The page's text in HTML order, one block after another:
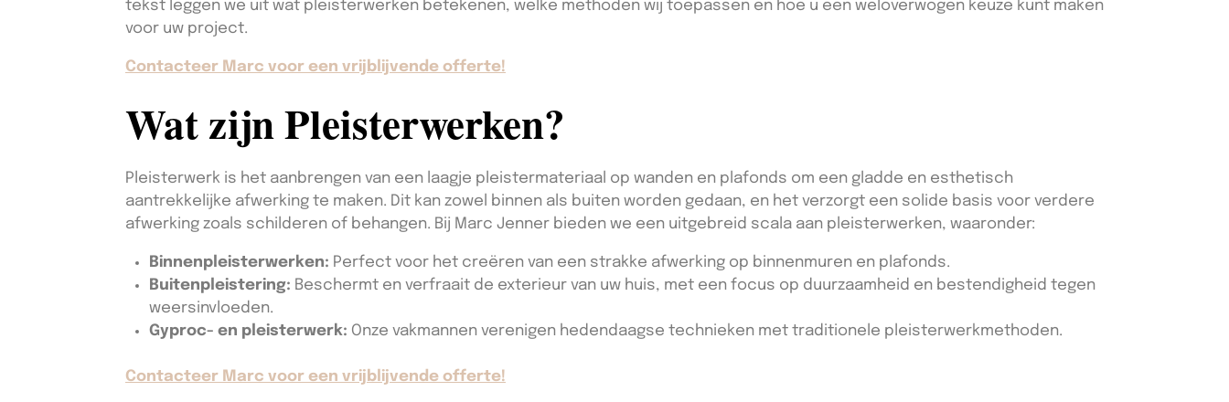
tekst leggen we uit wat pleisterwerken betekenen, welke methoden wij toepassen en hoe u een weloverwogen keuze kunt maken
voor uw project.
Contacteer Marc voor een vrijblijvende offerte!
Wat zijn Pleisterwerken?
Pleisterwerk is het aanbrengen van een laagje pleistermateriaal op wanden en plafonds om een gladde en esthetisch
aantrekkelijke afwerking te maken. Dit kan zowel binnen als buiten worden gedaan, en het verzorgt een solide basis voor verdere
afwerking zoals schilderen of behangen. Bij Marc Jenner bieden we een uitgebreid scala aan pleisterwerken, waaronder:
Binnenpleisterwerken: Perfect voor het creëren van een strakke afwerking op binnenmuren en plafonds.
Buitenpleistering: Beschermt en verfraait de exterieur van uw huis, met een focus op duurzaamheid en bestendigheid tegen
weersinvloeden.
Gyproc- en pleisterwerk: Onze vakmannen verenigen hedendaagse technieken met traditionele pleisterwerkmethoden.
Contacteer Marc voor een vrijblijvende offerte!